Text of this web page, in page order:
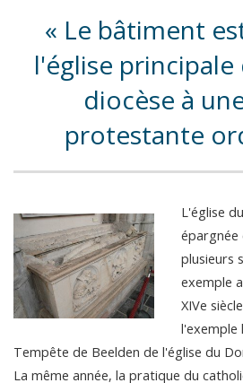
Le bâtiment
l'église
diocèse à
protestante
L'église
épargnée
plusieurs
exemple
XIVe
l'exemple
Tempête de Beelden de l'église du
La même année, la pratique du